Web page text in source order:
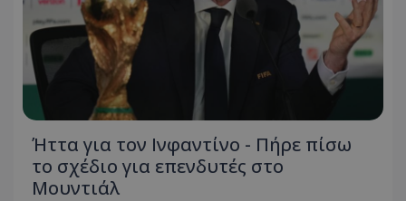
Ήττα για τον Ινφαντίνο - Πήρε πίσω
το σχέδιο για επενδυτές στο
Μουντιάλ